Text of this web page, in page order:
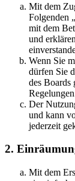
Mit dem
Folgenden
mit dem
und
Wenn Sie
dürfen Sie
des Boards
Der
und kann
jederzeit
2.
Mit dem